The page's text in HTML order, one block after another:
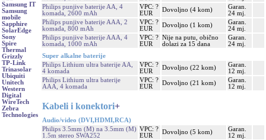
Samsung IT
Samsung
mobile
Sapphire
SolarEdge
Sony
Spire
Thermal
Grizzly
TP-Link
Trinasolar
Ubiquiti
Unitech
Western
Digital
WireTech
Zebra
Technologies
Philips punjive baterije AA, 4
komada, 2600 mAh
VPC: ?
EUR
Dovoljno (4 kom)
Garan.
24 mj.
Philips punjive baterije AAA, 2
komada, 800 mAh
VPC: ?
EUR
Dovoljno (1 kom)
Garan.
24 mj.
Philips punjive baterije AAA, 4
komada, 1000 mAh
VPC: ?
EUR
Nije na putu, obično
dolazi za 15 dana
Garan.
24 mj.
Super alkalne baterije
Philips Lithium ultra baterije AA,
4 komada
VPC: ?
EUR
Dovoljno (22 kom)
Garan.
12 mj.
Philips Lithium ultra baterije
AAA, 4 komada
VPC: ?
EUR
Dovoljno (21 kom)
Garan.
12 mj.
Kabeli i konektori+
Audio/video (DVI,HDMI,RCA)
Philips 3.5mm (M) na 3.5mm (M)
1.5m stereo SWA252
VPC: ?
EUR
Dovoljno (5 kom)
Garan.
12 mj.